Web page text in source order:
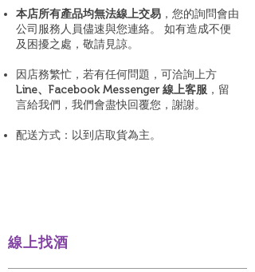
本店所有產品均無法線上交易 ，您的詢問會由
公司服務人員儘速與您連絡。 如有造成不便
及困擾之處，敬請見諒。
因店務繁忙，若有任何問題，可洽詢上方
Line、Facebook Messenger 線上客服 ，留
言給我們，我們會盡快回覆您，謝謝。
配送方式：以到店取貨為主。
線上找酒